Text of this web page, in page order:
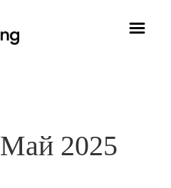
Май 2025